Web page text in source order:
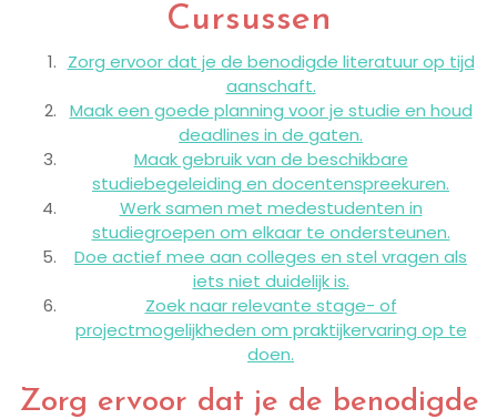
Cursussen
Zorg ervoor dat je de benodigde literatuur op tijd
aanschaft.
Maak een goede planning voor je studie en houd
deadlines in de gaten.
Maak gebruik van de beschikbare
studiebegeleiding en docentenspreekuren.
Werk samen met medestudenten in
studiegroepen om elkaar te ondersteunen.
Doe actief mee aan colleges en stel vragen als
iets niet duidelijk is.
Zoek naar relevante stage- of
projectmogelijkheden om praktijkervaring op te
doen.
Zorg ervoor dat je de benodigde